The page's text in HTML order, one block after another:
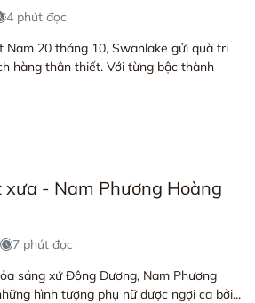
4 phút đọc
Nam 20 tháng 10, Swanlake gửi quà tri
hàng thân thiết. Với từng bậc thành
- Nam Phương Hoàng
7 phút đọc
sáng xứ Đông Dương, Nam Phương
hình tượng phụ nữ được ngợi ca bởi...